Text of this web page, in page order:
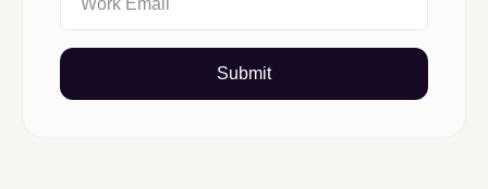
Submit